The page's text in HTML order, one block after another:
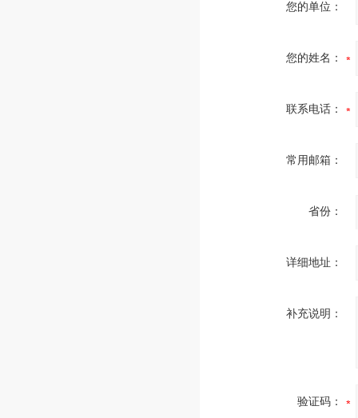
您的单位：
您的姓名：
联系电话：
常用邮箱：
省份：
详细地址：
补充说明：
验证码：